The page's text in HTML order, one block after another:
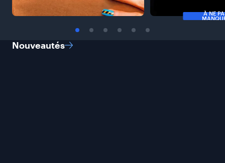
À NE
Nouveautés